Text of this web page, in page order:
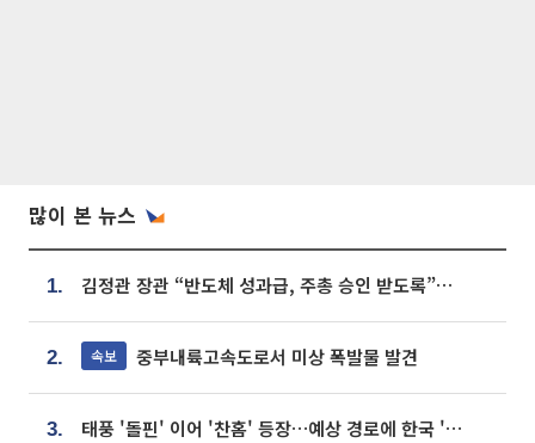
많이 본 뉴스
1. 김정관 장관 “반도체 성과급, 주총 승인 받도록”…상법·자본시장법 개정 시사
2. 속보 중부내륙고속도로서 미상 폭발물 발견
3. 태풍 '돌핀' 이어 '찬홈' 등장…예상 경로에 한국 '한숨'